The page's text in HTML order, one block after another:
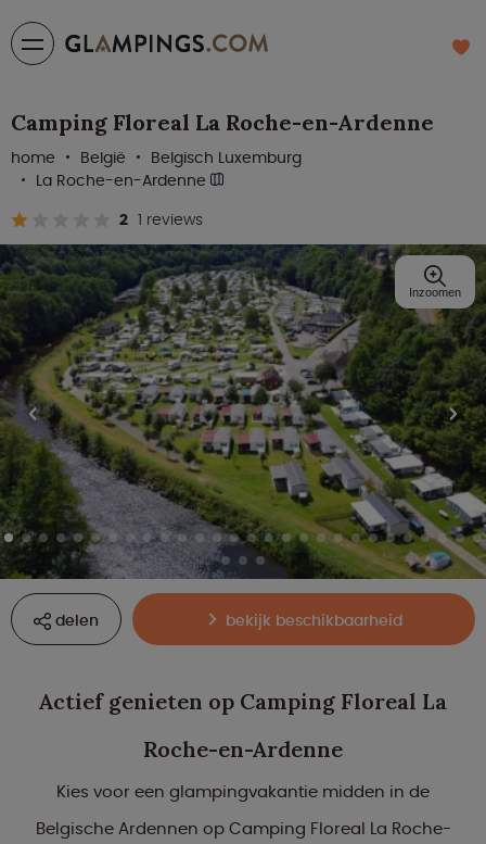
Camping Floreal La Roche-en-Ardenne
2 1 reviews
home België
Belgisch Luxemburg
La Roche-en-Ardenne
delen bekijk beschikbaarheid
Inzoomen
Actief genieten op Camping Floreal La
Roche-en-Ardenne
Kies voor een glampingvakantie midden in de
Belgische Ardennen op Camping Floreal La Roche-